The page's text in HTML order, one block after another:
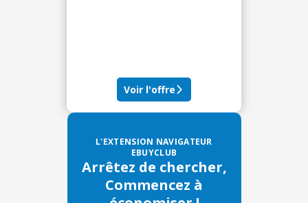
Voir l'offre
L'EXTENSION NAVIGATEUR
EBUYCLUB
Arrêtez de chercher,
Commencez à